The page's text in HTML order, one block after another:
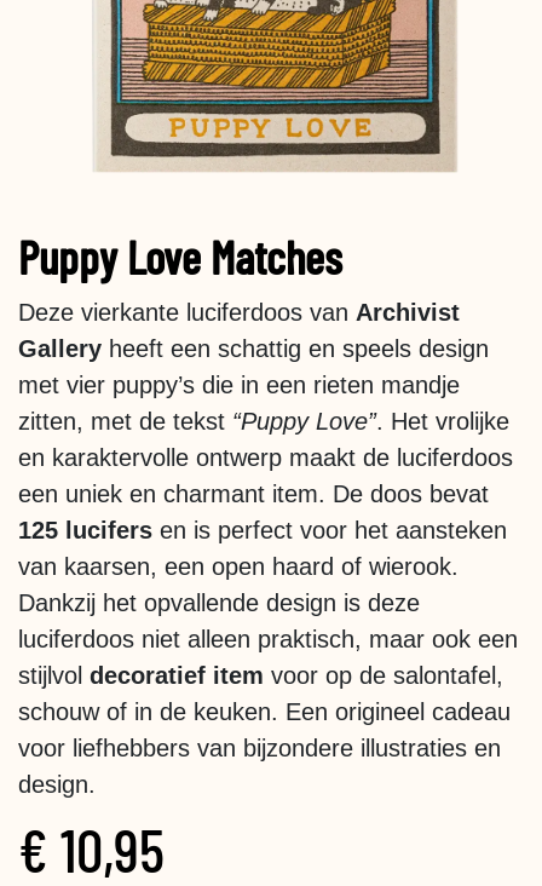
Puppy Love Matches
Deze vierkante luciferdoos van Archivist
Gallery heeft een schattig en speels design
met vier puppy’s die in een rieten mandje
zitten, met de tekst “Puppy Love”. Het vrolijke
en karaktervolle ontwerp maakt de luciferdoos
een uniek en charmant item. De doos bevat
125 lucifers en is perfect voor het aansteken
van kaarsen, een open haard of wierook.
Dankzij het opvallende design is deze
luciferdoos niet alleen praktisch, maar ook een
stijlvol decoratief item voor op de salontafel,
schouw of in de keuken. Een origineel cadeau
voor liefhebbers van bijzondere illustraties en
design.
€ 10,95